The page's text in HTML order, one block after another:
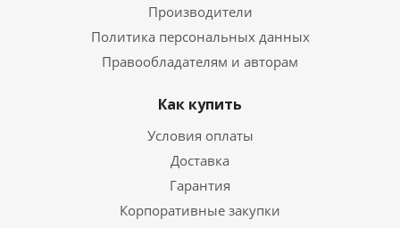
Производители
Политика персональных данных
Правообладателям и авторам
Как купить
Условия оплаты
Доставка
Гарантия
Корпоративные закупки